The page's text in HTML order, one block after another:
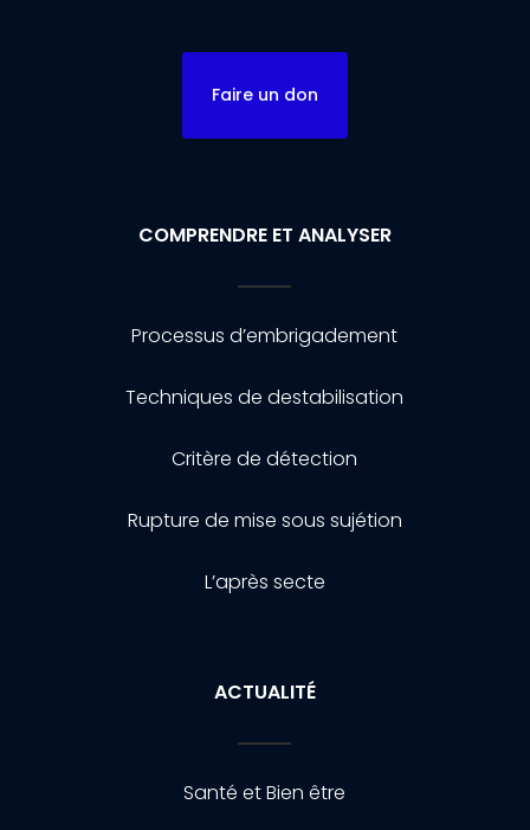
Faire un don
COMPRENDRE ET ANALYSER
Processus d’embrigadement
Techniques de destabilisation
Critère de détection
Rupture de mise sous sujétion
L’après secte
ACTUALITÉ
Santé et Bien être